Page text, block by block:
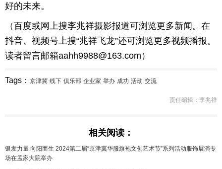
好的未来。
（百度或网上搜李兆祥摄影报道可浏览更多新闻。在
抖音、视频号上搜“兆祥飞龙”还可浏览更多视频播报。
读者留言邮箱aahh9988@163.com）
Tags： 京津冀 线下 俱乐部 企业家 举办 成功 活动 交流
责任编辑：李兆祥
相关阅读：
银发力量 向阳而生 2024第二届“京津冀华服旗袍文创艺术节”系列活动服饰展演专
场在孟家大院举办